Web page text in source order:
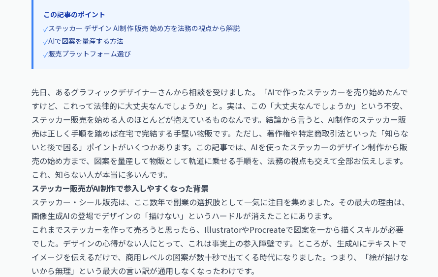
この記事のポイント
✓ステッカー デザイン AI制作 販売 始め方を法務の視点から解説
✓AIで図案を量産する方法
✓販売プラットフォーム選び
先日、あるグラフィックデザイナーさんから相談を受けました。「AIで作ったステッカーを売り始めたんで
すけど、これって法律的に大丈夫なんでしょうか」と。実は、この「大丈夫なんでしょうか」という不安、
ステッカー販売を始める人のほとんどが抱えているものなんです。結論から言うと、AI制作のステッカー販
売は正しく手順を踏めば在宅で完結する手堅い物販です。ただし、著作権や特定商取引法といった「知らな
いと後で困る」ポイントがいくつかあります。この記事では、AIを使ったステッカーのデザイン制作から販
売の始め方まで、図案を量産して物販として軌道に乗せる手順を、法務の視点も交えて全部お伝えします。
これ、知らない人が本当に多いんです。
ステッカー販売がAI制作で参入しやすくなった背景
ステッカー・シール販売は、ここ数年で副業の選択肢として一気に注目を集めました。その最大の理由は、
画像生成AIの登場でデザインの「描けない」というハードルが消えたことにあります。
これまでステッカーを作って売ろうと思ったら、IllustratorやProcreateで図案を一から描くスキルが必要
でした。デザインの心得がない人にとって、これは事実上の参入障壁です。ところが、生成AIにテキストで
イメージを伝えるだけで、商用レベルの図案が数十秒で出てくる時代になりました。つまり、「絵が描けな
いから無理」という最大の言い訳が通用しなくなったわけです。